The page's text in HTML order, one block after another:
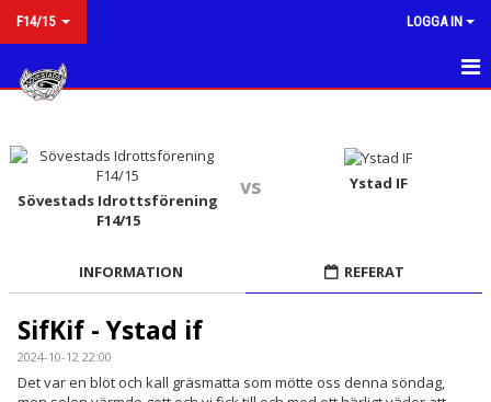
F14/15 LOGGA IN
NYHETER
KALENDER
TRUPPEN
BILDGALLERI
DOKUMENT
Sövestads Idrottsförening
F14/15
vs Ystad IF
INFORMATION REFERAT
SifKif - Ystad if
2024-10-12 22:00
Det var en blöt och kall gräsmatta som mötte oss denna söndag,